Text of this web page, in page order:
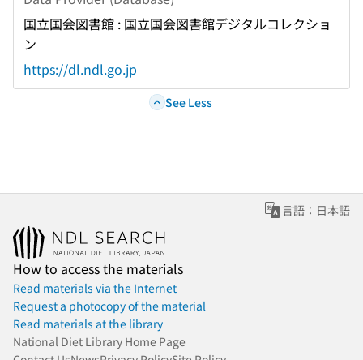
国立国会図書館 : 国立国会図書館デジタルコレクショ
ン
https://dl.ndl.go.jp
See Less
言語：日本語
How to access the materials
Read materials via the Internet
Request a photocopy of the material
Read materials at the library
National Diet Library Home Page